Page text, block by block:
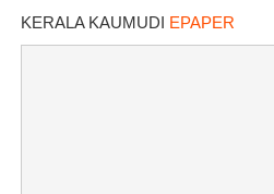
KERALA KAUMUDI EPAPER